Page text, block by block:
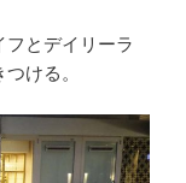
とデイリーラ
ける。